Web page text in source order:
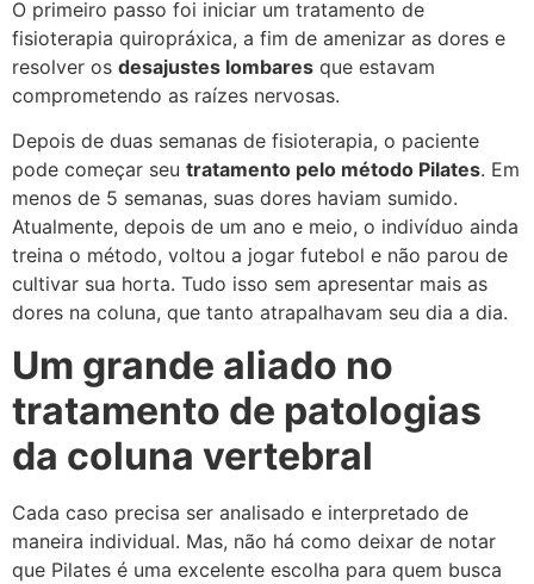
O primeiro passo foi iniciar um tratamento de
fisioterapia quiropráxica, a fim de amenizar as dores e
resolver os desajustes lombares que estavam
comprometendo as raízes nervosas.
Depois de duas semanas de fisioterapia, o paciente
pode começar seu tratamento pelo método Pilates. Em
menos de 5 semanas, suas dores haviam sumido.
Atualmente, depois de um ano e meio, o indivíduo ainda
treina o método, voltou a jogar futebol e não parou de
cultivar sua horta. Tudo isso sem apresentar mais as
dores na coluna, que tanto atrapalhavam seu dia a dia.
Um grande aliado no
tratamento de patologias
da coluna vertebral
Cada caso precisa ser analisado e interpretado de
maneira individual. Mas, não há como deixar de notar
que Pilates é uma excelente escolha para quem busca